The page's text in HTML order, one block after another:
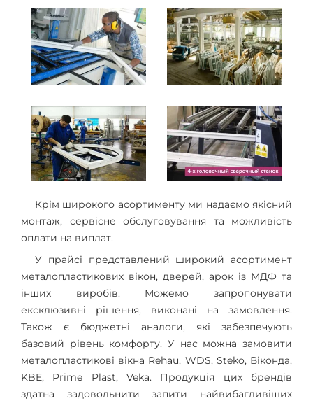
Крім широкого асортименту ми надаємо якісний
монтаж, сервісне обслуговування та можливість
оплати на виплат.
У прайсі представлений широкий асортимент
металопластикових вікон, дверей, арок із МДФ та
інших виробів. Можемо запропонувати
ексклюзивні рішення, виконані на замовлення.
Також є бюджетні аналоги, які забезпечують
базовий рівень комфорту. У нас можна замовити
металопластикові вікна Rehau, WDS, Steko, Віконда,
KBE, Prime Plast, Veka. Продукція цих брендів
здатна задовольнити запити найвибагливіших